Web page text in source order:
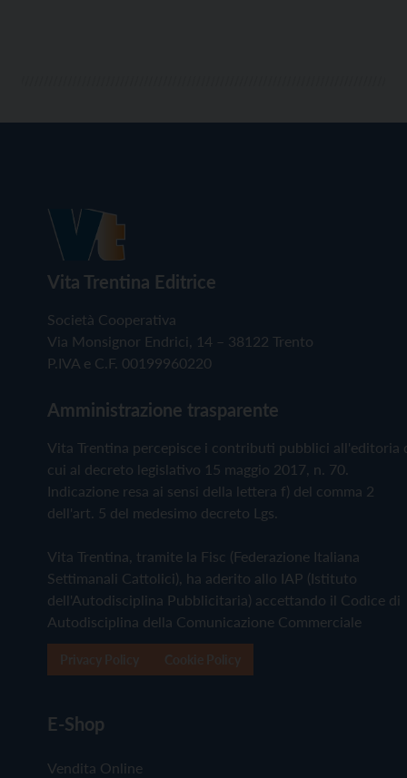
Vita Trentina Editrice
Società Cooperativa
Via Monsignor Endrici, 14 – 38122 Trento
P.IVA e C.F. 00199960220
Amministrazione trasparente
Vita Trentina percepisce i contributi pubblici all'editoria
cui al decreto legislativo 15 maggio 2017, n. 70.
Indicazione resa ai sensi della lettera f) del comma 2
dell'art. 5 del medesimo decreto Lgs.
Vita Trentina, tramite la Fisc (Federazione Italiana
Settimanali Cattolici), ha aderito allo IAP (Istituto
dell'Autodisciplina Pubblicitaria) accettando il Codice di
Autodisciplina della Comunicazione Commerciale
E-Shop
Vendita Online